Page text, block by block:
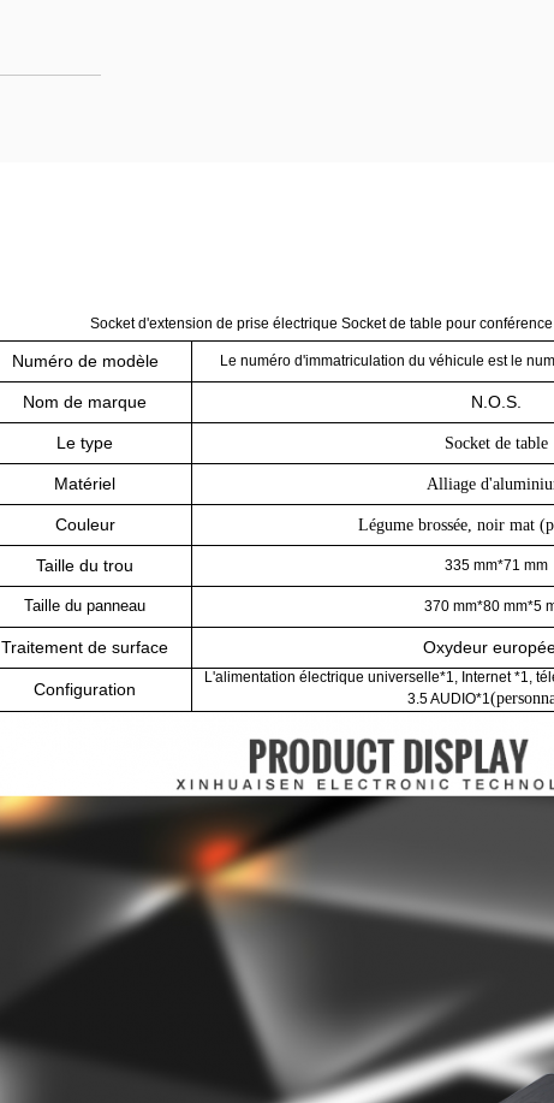
Socket d'extension de prise électrique Socket de table pour
Numéro de modèle Le numéro d'immatriculation du véhicule est le
Nom de marque N.O.S.
Le type Socket de table
Matériel Alliage
Couleur Légume brossée, noir mat
Taille du trou 335 mm*71 mm
Taille du panneau 370 mm*80 mm*5
Traitement de surface Oxydeur
Configuration
L'alimentation électrique universelle*1, Internet *1,
3.5 AUDIO*1